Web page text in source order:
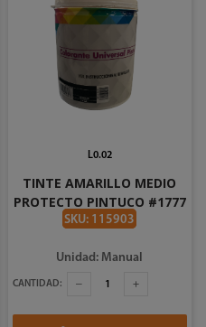
TINTE AMARILLO MEDIO
PROTECTO PINTUCO #1777
1/4 = 32 ONZAS
SKU: 115903
L0.02
Unidad: Manual
CANTIDAD: